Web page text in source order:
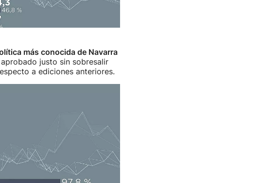
más conocida de Navarra
justo sin sobresalir
a ediciones anteriores.